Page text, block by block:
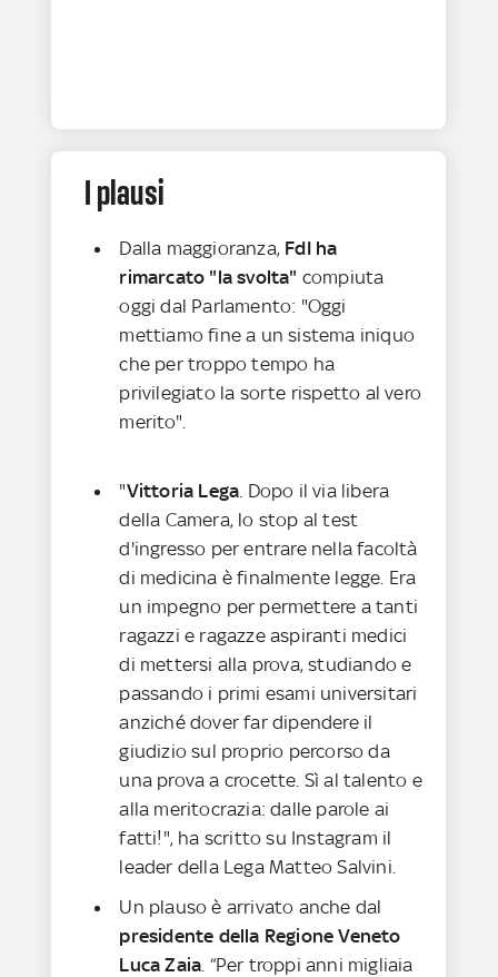
I plausi
Dalla maggioranza, FdI ha
rimarcato "la svolta" compiuta
oggi dal Parlamento: "Oggi
mettiamo fine a un sistema iniquo
che per troppo tempo ha
privilegiato la sorte rispetto al vero
merito".
"Vittoria Lega . Dopo il via libera
della Camera, lo stop al test
d'ingresso per entrare nella facoltà
di medicina è finalmente legge. Era
un impegno per permettere a tanti
ragazzi e ragazze aspiranti medici
di mettersi alla prova, studiando e
passando i primi esami universitari
anziché dover far dipendere il
giudizio sul proprio percorso da
una prova a crocette. Sì al talento e
alla meritocrazia: dalle parole ai
fatti!", ha scritto su Instagram il
leader della Lega Matteo Salvini.
Un plauso è arrivato anche dal
presidente della Regione Veneto
Luca Zaia . “Per troppi anni migliaia